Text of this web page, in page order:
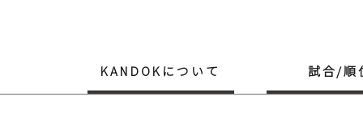
KANDOKについて 試合/順